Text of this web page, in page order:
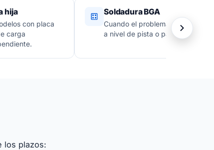
hija
con placa
carga
Soldadura BGA
Cuando el problema es
a nivel de pista o pad.
los plazos: